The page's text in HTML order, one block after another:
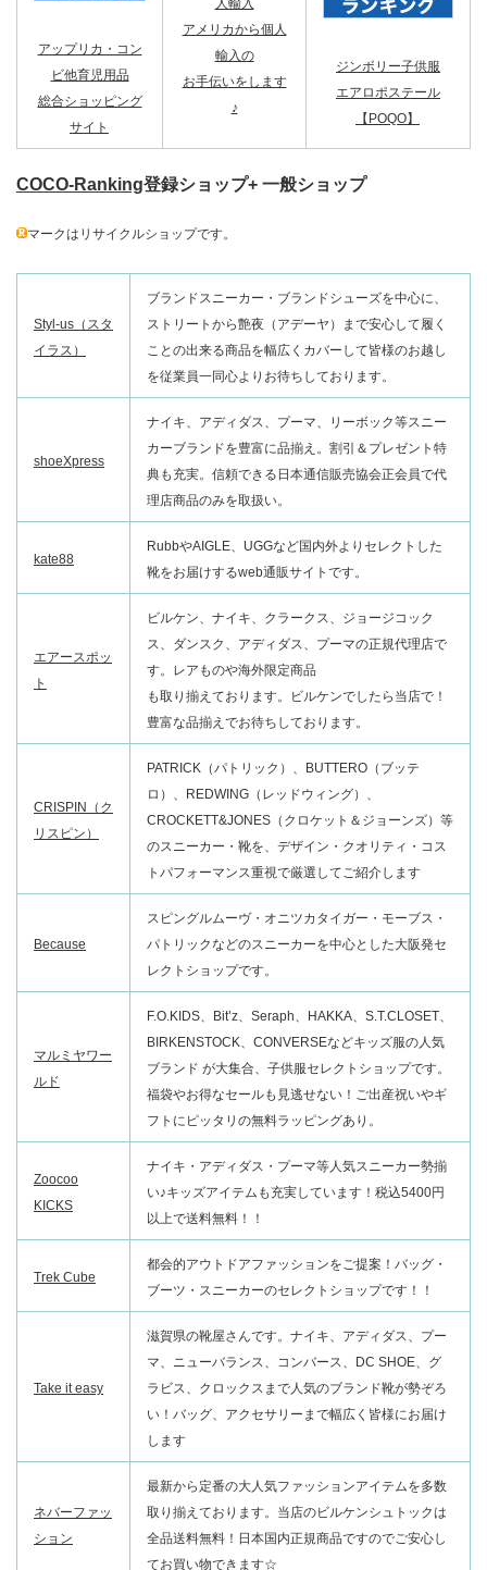
アップリカ・コン
ビ他育児用品
総合ショッピング
サイト
アメリカから個人
輸入の
お手伝いをします
♪
ジンボリー子供服
エアロポステール
【POQO】
COCO-Ranking登録ショップ+ 一般ショップ
マークはリサイクルショップです。
Styl-us（スタ
イラス）
ブランドスニーカー・ブランドシューズを中心に、
ストリートから艶夜（アデーヤ）まで安心して履く
ことの出来る商品を幅広くカバーして皆様のお越し
を従業員一同心よりお待ちしております。
shoeXpress
ナイキ、アディダス、プーマ、リーボック等スニー
カーブランドを豊富に品揃え。割引＆プレゼント特
典も充実。信頼できる日本通信販売協会正会員で代
理店商品のみを取扱い。
kate88
RubbやAIGLE、UGGなど国内外よりセレクトした
靴をお届けするweb通販サイトです。
エアースポッ
ト
ビルケン、ナイキ、クラークス、ジョージコック
ス、ダンスク、アディダス、プーマの正規代理店で
す。レアものや海外限定商品
も取り揃えております。ビルケンでしたら当店で！
豊富な品揃えでお待ちしております。
CRISPIN（ク
リスピン）
PATRICK（パトリック）、BUTTERO（ブッテ
ロ）、REDWING（レッドウィング）、
CROCKETT&JONES（クロケット＆ジョーンズ）等
のスニーカー・靴を、デザイン・クオリティ・コス
トパフォーマンス重視で厳選してご紹介します
Because
スピングルムーヴ・オニツカタイガー・モーブス・
パトリックなどのスニーカーを中心とした大阪発セ
レクトショップです。
マルミヤワー
ルド
F.O.KIDS、Bit’z、Seraph、HAKKA、S.T.CLOSET、
BIRKENSTOCK、CONVERSEなどキッズ服の人気
ブランド が大集合、子供服セレクトショップです。
福袋やお得なセールも見逃せない！ご出産祝いやギ
フトにピッタリの無料ラッピングあり。
Zoocoo
KICKS
ナイキ・アディダス・プーマ等人気スニーカー勢揃
い♪キッズアイテムも充実しています！税込5400円
以上で送料無料！！
Trek Cube
都会的アウトドアファッションをご提案！バッグ・
ブーツ・スニーカーのセレクトショップです！！
Take it easy
滋賀県の靴屋さんです。ナイキ、アディダス、プー
マ、ニューバランス、コンバース、DC SHOE、グ
ラビス、クロックスまで人気のブランド靴が勢ぞろ
い！バッグ、アクセサリーまで幅広く皆様にお届け
します
ネバーファッ
ション
最新から定番の大人気ファッションアイテムを多数
取り揃えております。当店のビルケンシュトックは
全品送料無料！日本国内正規商品ですのでご安心し
てお買い物できます☆